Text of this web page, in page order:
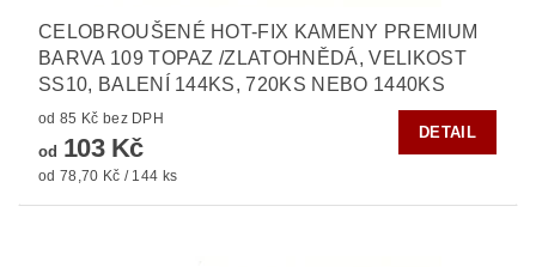
CELOBROUŠENÉ HOT-FIX KAMENY PREMIUM
BARVA 109 TOPAZ /ZLATOHNĚDÁ, VELIKOST
SS10, BALENÍ 144KS, 720KS NEBO 1440KS
od 85 Kč bez DPH
od 103 Kč
od 78,70 Kč / 144 ks
DETAIL